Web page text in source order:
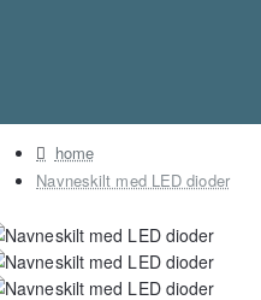
home
Navneskilt med LED dioder